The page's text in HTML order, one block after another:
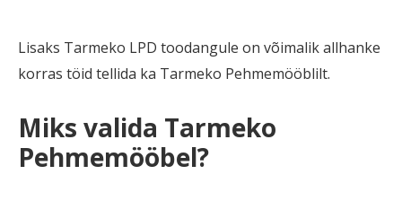
Lisaks Tarmeko LPD toodangule on võimalik allhanke
korras töid tellida ka Tarmeko Pehmemööblilt.
Miks valida Tarmeko
Pehmemööbel?